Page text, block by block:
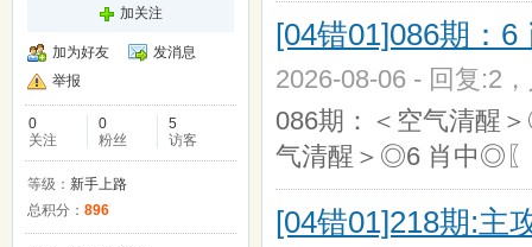
加关注
加为好友
发消息
举报
0
关注
0
粉丝
5
访客
等级： 新手上路
总积分： 896
[04错01]086期：
2026-08-06 - 回复:2
086期：＜空气清醒
气清醒＞◎6 肖中◎
[04错01]218期:主